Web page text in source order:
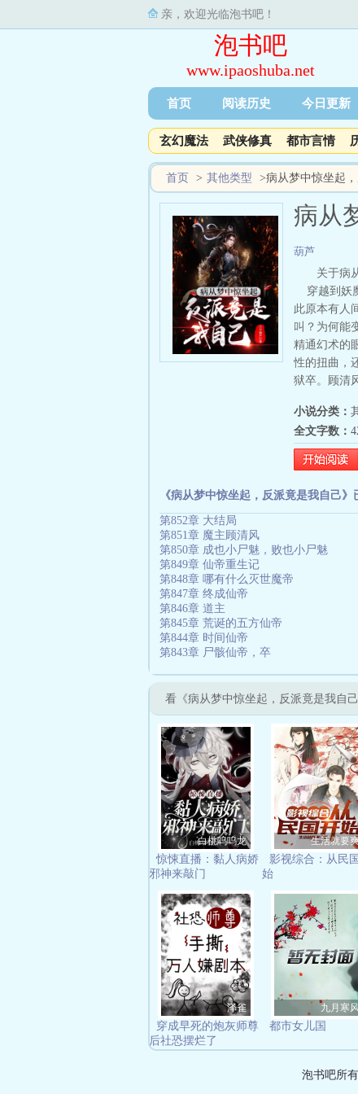
亲，欢迎光临泡书吧！
泡书吧
www.ipaoshuba.net
首页 阅读历史 今日更新
玄幻魔法 武侠修真 都市言情
首页 > 其他类型 >病从梦中惊坐起
病从
葫芦
关于病
穿越到妖
此原本有人
叫？为何能
精通幻术的
性的扭曲，
狱卒。顾清
小说分类：
全文字数：
《病从梦中惊坐起，反派竟是我自己》
第852章 大结局
第851章 魔主顾清风
第850章 成也小尸魅，败也小尸魅
第849章 仙帝重生记
第848章 哪有什么灭世魔帝
第847章 终成仙帝
第846章 道主
第845章 荒诞的五方仙帝
第844章 时间仙帝
第843章 尸骸仙帝，卒
看《病从梦中惊坐起，反派竟是我自
白桃呜呜龙
惊悚直播：黏人病娇
邪神来敲门
生活就要
影视综合：从民
始
泽雀
穿成早死的炮灰师尊
后社恐摆烂了
九月寒
都市女儿国
泡书吧所